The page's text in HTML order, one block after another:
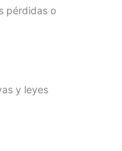
pérdidas o
y leyes